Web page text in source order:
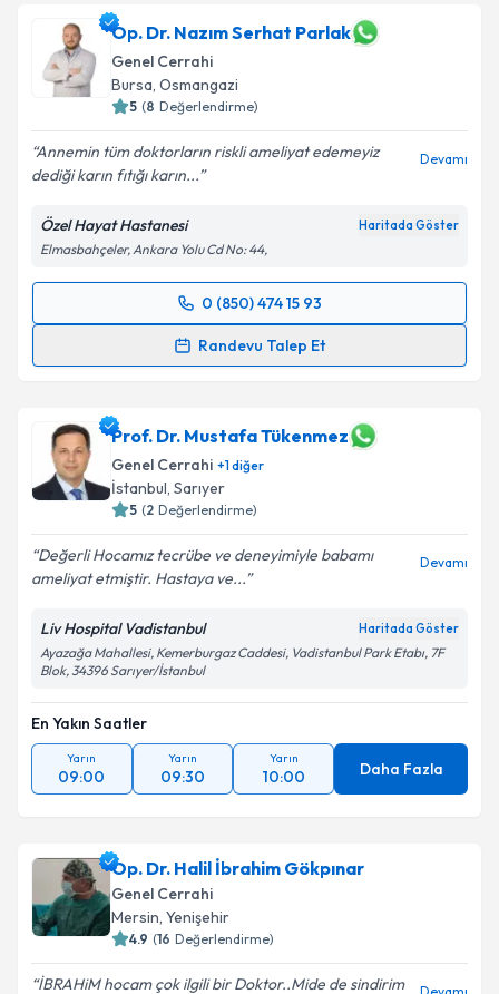
Op. Dr. Nazım Serhat Parlak
Genel Cerrahi
Bursa, Osmangazi
5 (8 Değerlendirme)
Annemin tüm doktorların riskli ameliyat edemeyiz
dediği karın fıtığı karın...
Devamı
Özel Hayat Hastanesi Haritada Göster
Elmasbahçeler, Ankara Yolu Cd No: 44,
0 (850) 474 15 93
Randevu Talep Et
Randevu Takvimi Talebi
için bir takvim hazırlandığında e-posta ile
bilgilendireceğiz.
E-posta Adresiniz
Metni'ni okudum ve kişisel verilerimin belirtilen
kapsamda işlenmesini kabul ediyorum.
Prof. Dr. Mustafa Tükenmez
Genel Cerrahi +1diğer
İstanbul, Sarıyer
5 (2 Değerlendirme)
Değerli Hocamız tecrübe ve deneyimiyle babamı
ameliyat etmiştir. Hastaya ve...
Devamı
Liv Hospital Vadistanbul Haritada Göster
Ayazağa Mahallesi, Kemerburgaz Caddesi, Vadistanbul Park Etabı, 7F
Blok, 34396 Sarıyer/İstanbul
En Yakın Saatler
Yarın
09:00
Yarın
09:30
Yarın
10:00 Daha Fazla
Op. Dr. Halil İbrahim Gökpınar
Genel Cerrahi
Mersin, Yenişehir
4.9 (16 Değerlendirme)
İBRAHiM hocam çok ilgili bir Doktor..Mide de sindirim